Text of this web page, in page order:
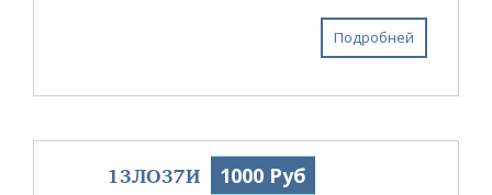
Подробней
13ЛО37И 1000 Руб